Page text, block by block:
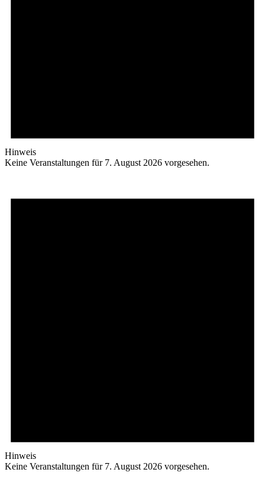
Hinweis
Keine Veranstaltungen für 7. August 2026 vorgesehen.
Hinweis
Keine Veranstaltungen für 7. August 2026 vorgesehen.